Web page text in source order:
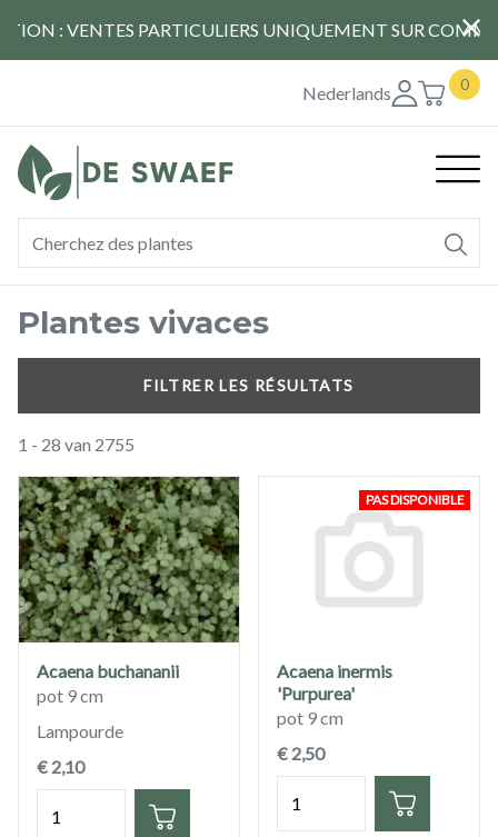
contenu
: VENTES PARTICULIERS UNIQUEMENT SUR
Nederlands 0
Plantes vivaces
FILTRER LES RÉSULTATS
1 - 28 van 2755
Acaena buchananii
pot 9 cm
Lampourde
€ 2,10
Acaena inermis
'Purpurea'
pot 9 cm
€ 2,50
PAS DISPONIBLE